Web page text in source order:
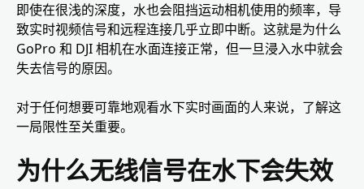
即使在很浅的深度，水也会阻挡运动相机使用的频率，导
致实时视频信号和远程连接几乎立即中断。这就是为什么
GoPro 和 DJI 相机在水面连接正常，但一旦浸入水中就会
失去信号的原因。
对于任何想要可靠地观看水下实时画面的人来说，了解这
一局限性至关重要。
为什么无线信号在水下会失效